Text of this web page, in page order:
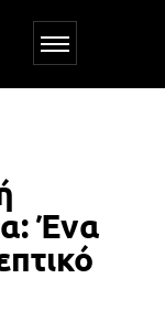
Ένα